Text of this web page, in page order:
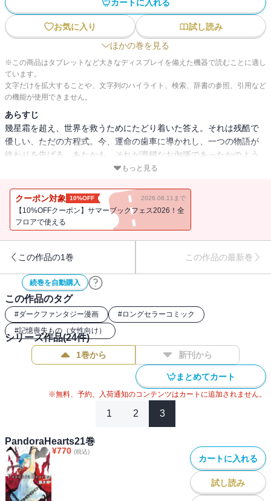
カートに入れる
お気に入り
試し読み
ほかの巻を見る
※この商品はタブレットなど大きなディスプレイを備えた機器で読むことに適し
ています。
文字だけを拡大することや、文字列のハイライト、検索、辞書の参照、引用など
の機能が使用できません。
あらすじ
幾星霜を超え、世界を救うためにたどり着いた答え。それは残酷で
優しい、ただの方程式。今、運命の歯車に導かれし、一つの物語が
終わりを告げる。あたかも、それが滑稽なお伽噺であったかのよう
もっと見る
クーポン対象 10%OFF 2026.08.11まで
【10%OFFクーポン】サマーブックフェス2026！全
フロアで使える
この作品の1巻 この作品の最新巻
続巻を自動購入
この作品のタグ
#ダークファンタジー漫画 #ロングセラーコミック
#記憶喪失もの（女性向け）
シリーズ作品(24件)
1巻から 新刊から
まとめてカート
※無料、予約、入荷通知のコンテンツはカートに追加されません。
1 2 3
PandoraHearts21巻
¥770 (税込)
カートに入れる
試し読み